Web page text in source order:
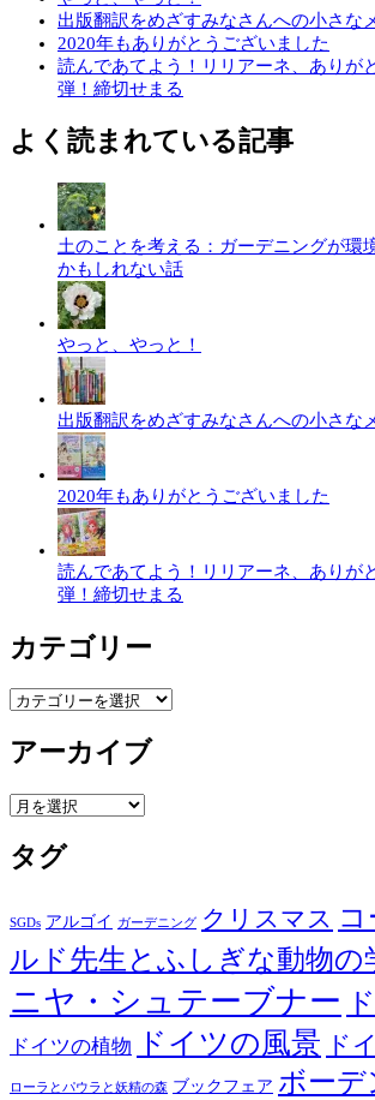
出版翻訳をめざすみなさんへの小さな
2020年もありがとうございました
読んであてよう！リリアーネ、ありが
弾！締切せまる
よく読まれている記事
土のことを考える：ガーデニングが環
かもしれない話
やっと、やっと！
出版翻訳をめざすみなさんへの小さな
2020年もありがとうございました
読んであてよう！リリアーネ、ありが
弾！締切せまる
カテゴリー
カ
ゴ
リ
ー
アーカイブ
ア
カ
イ
タグ
SGDs アルゴイ ガーデニング クリスマス
ルド先生とふしぎな動物の
ニヤ・シュテーブナー
ドイツの植物 ドイツの風景 ド
ローラとパウラと妖精の森 ブックフェア ボーデ